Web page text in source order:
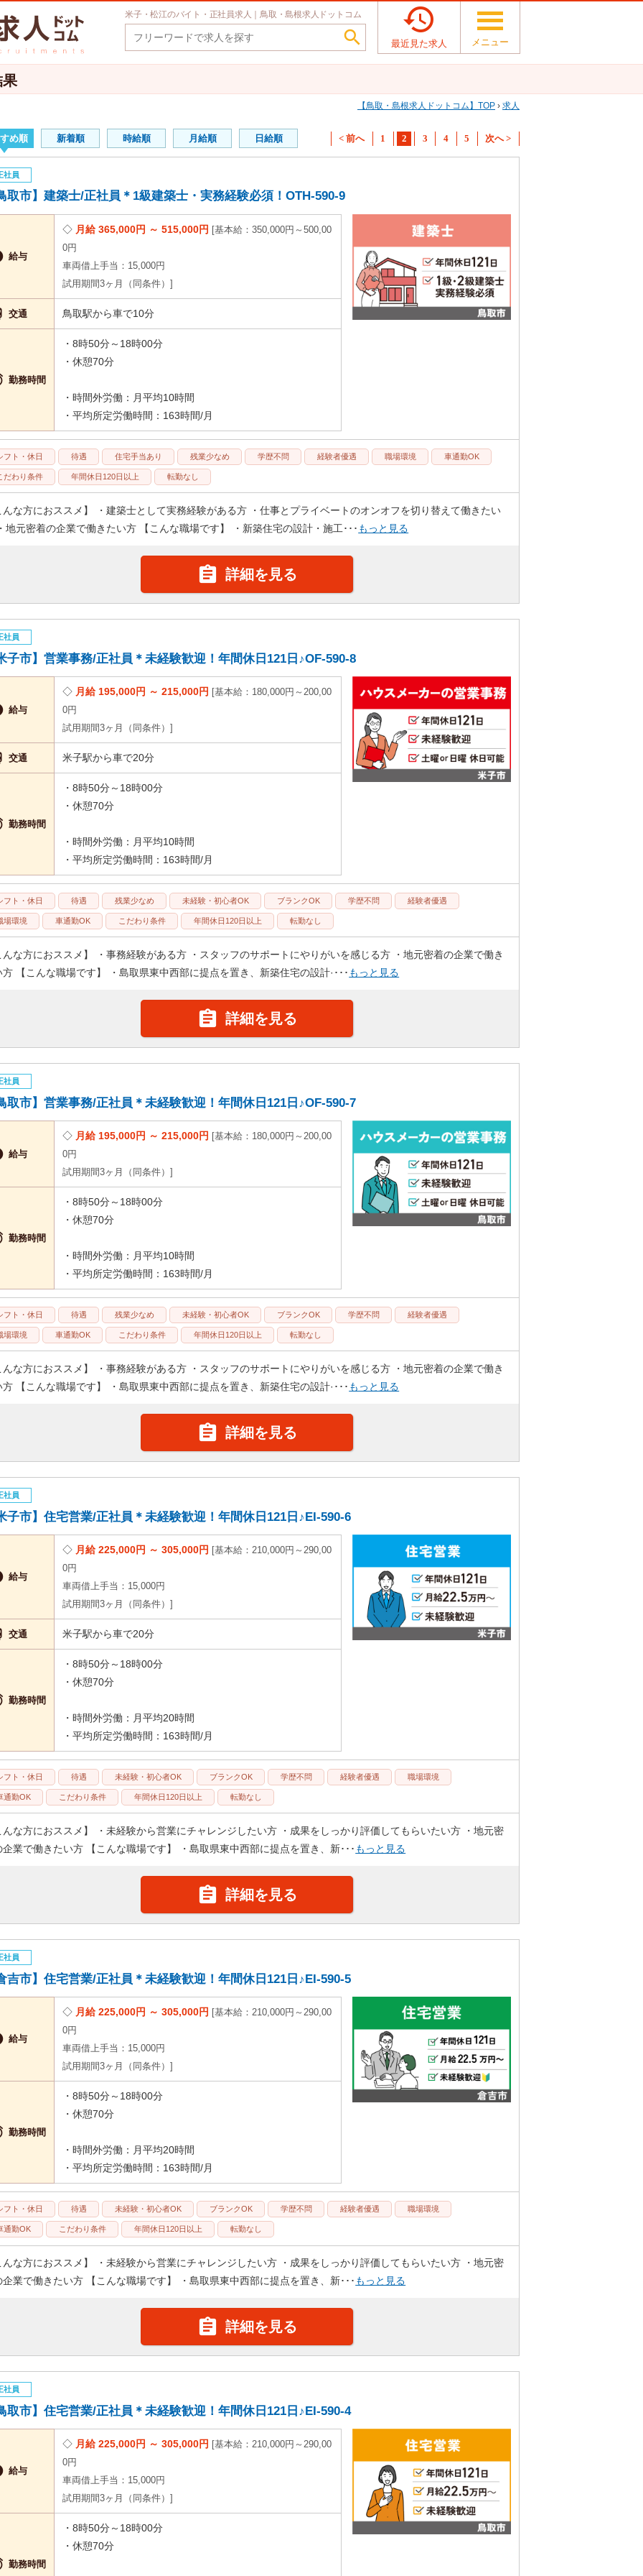
米子・松江のバイト・正社員求人｜鳥取・島根求人ドットコム


最近見た求人 メニュー
果
鳥取・島根求人ドットコム TOP › 求人
< 前へ 1 2 3 4 5 次へ >
め順 新着順 時給順 月給順 日給順
社員
取市】建築士/正社員＊1級建築士・実務経験必須！OTH-590-9
給与
月給 365,000円 ～ 515,000円
基本給：350,000円～500,00
0円
車両借上手当：15,000円
試用期間3ヶ月（同条件）
交通 鳥取駅から車で10分
勤務時間
・8時50分～18時00分
・休憩70分
・時間外労働：月平均10時間
・平均所定労働時間：163時間/月
フト・休日 待遇 住宅手当あり 残業少なめ 学歴不問 経験者優遇 職場環境 車通勤OK
だわり条件 年間休日120日以上 転勤なし
んな方におススメ】 ・建築士として実務経験がある方 ・仕事とプライベートのオンオフを切り替えて働きたい
地元密着の企業で働きたい方 【こんな職場です】 ・新築住宅の設計・施工･･･ もっと見る
 詳細を見る
社員
子市】営業事務/正社員＊未経験歓迎！年間休日121日♪OF-590-8
給与
月給 195,000円 ～ 215,000円
基本給：180,000円～200,00
0円
試用期間3ヶ月（同条件）
交通 米子駅から車で20分
勤務時間
・8時50分～18時00分
・休憩70分
・時間外労働：月平均10時間
・平均所定労働時間：163時間/月
フト・休日 待遇 残業少なめ 未経験・初心者OK ブランクOK 学歴不問 経験者優遇
場環境 車通勤OK こだわり条件 年間休日120日以上 転勤なし
んな方におススメ】 ・事務経験がある方 ・スタッフのサポートにやりがいを感じる方 ・地元密着の企業で働き
方 【こんな職場です】 ・島取県東中西部に提点を置き、新築住宅の設計·･･･ もっと見る
 詳細を見る
社員
取市】営業事務/正社員＊未経験歓迎！年間休日121日♪OF-590-7
給与
月給 195,000円 ～ 215,000円
基本給：180,000円～200,00
0円
試用期間3ヶ月（同条件）
勤務時間
・8時50分～18時00分
・休憩70分
・時間外労働：月平均10時間
・平均所定労働時間：163時間/月
フト・休日 待遇 残業少なめ 未経験・初心者OK ブランクOK 学歴不問 経験者優遇
場環境 車通勤OK こだわり条件 年間休日120日以上 転勤なし
んな方におススメ】 ・事務経験がある方 ・スタッフのサポートにやりがいを感じる方 ・地元密着の企業で働き
方 【こんな職場です】 ・島取県東中西部に提点を置き、新築住宅の設計·･･･ もっと見る
 詳細を見る
社員
子市】住宅営業/正社員＊未経験歓迎！年間休日121日♪EI-590-6
給与
月給 225,000円 ～ 305,000円
基本給：210,000円～290,00
0円
車両借上手当：15,000円
試用期間3ヶ月（同条件）
交通 米子駅から車で20分
勤務時間
・8時50分～18時00分
・休憩70分
・時間外労働：月平均20時間
・平均所定労働時間：163時間/月
フト・休日 待遇 未経験・初心者OK ブランクOK 学歴不問 経験者優遇 職場環境
通勤OK こだわり条件 年間休日120日以上 転勤なし
んな方におススメ】 ・未経験から営業にチャレンジしたい方 ・成果をしっかり評価してもらいたい方 ・地元密
企業で働きたい方 【こんな職場です】 ・島取県東中西部に提点を置き、新･･･ もっと見る
 詳細を見る
社員
吉市】住宅営業/正社員＊未経験歓迎！年間休日121日♪EI-590-5
給与
月給 225,000円 ～ 305,000円
基本給：210,000円～290,00
0円
車両借上手当：15,000円
試用期間3ヶ月（同条件）
勤務時間
・8時50分～18時00分
・休憩70分
・時間外労働：月平均20時間
・平均所定労働時間：163時間/月
フト・休日 待遇 未経験・初心者OK ブランクOK 学歴不問 経験者優遇 職場環境
通勤OK こだわり条件 年間休日120日以上 転勤なし
んな方におススメ】 ・未経験から営業にチャレンジしたい方 ・成果をしっかり評価してもらいたい方 ・地元密
企業で働きたい方 【こんな職場です】 ・島取県東中西部に提点を置き、新･･･ もっと見る
 詳細を見る
社員
取市】住宅営業/正社員＊未経験歓迎！年間休日121日♪EI-590-4
給与
月給 225,000円 ～ 305,000円
基本給：210,000円～290,00
0円
車両借上手当：15,000円
試用期間3ヶ月（同条件）
勤務時間
・8時50分～18時00分
・休憩70分